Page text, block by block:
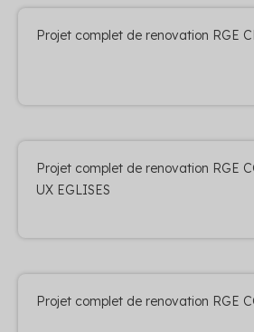
Projet complet de renovation RGE
Projet complet de renovation RGE
UX EGLISES
Projet complet de renovation RGE